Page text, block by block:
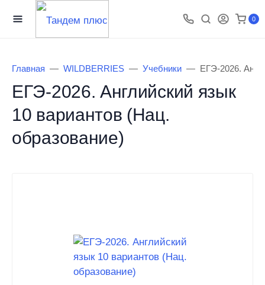
0
Главная WILDBERRIES Учебники ЕГЭ-2026.
ЕГЭ-2026. Английский язык
10 вариантов (Нац.
образование)